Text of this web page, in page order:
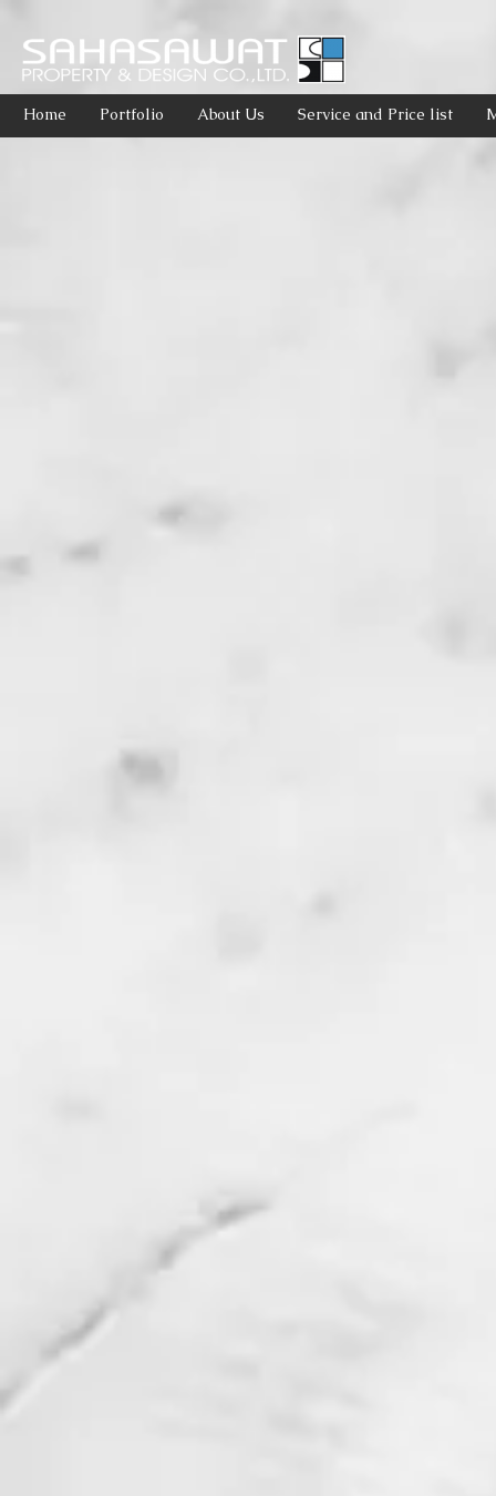
Home Portfolio About Us Service and Price list